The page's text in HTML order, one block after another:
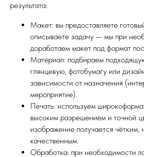
результата:
Макет: вы предоставляете
описываете задачу — мы при
доработаем макет под формат
Материал: подбираем
глянцевую, фотобумагу или
зависимости от назначения
мероприятие).
Печать: используем
высоким разрешением и точной
изображение получается
качественным.
Обработка: при необходимости